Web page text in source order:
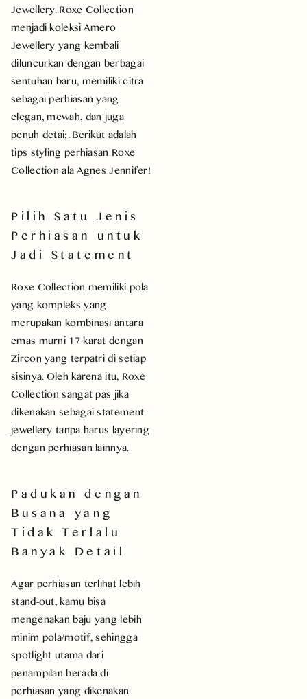
Jewellery. Roxe Collection
menjadi koleksi Amero
Jewellery yang kembali
diluncurkan dengan berbagai
sentuhan baru, memiliki citra
sebagai perhiasan yang
elegan, mewah, dan juga
penuh detai;. Berikut adalah
tips styling perhiasan Roxe
Collection ala Agnes Jennifer!
Pilih Satu Jenis
Perhiasan untuk
Jadi Statement
Roxe Collection memiliki pola
yang kompleks yang
merupakan kombinasi antara
emas murni 17 karat dengan
Zircon yang terpatri di setiap
sisinya. Oleh karena itu, Roxe
Collection sangat pas jika
dikenakan sebagai statement
jewellery tanpa harus layering
dengan perhiasan lainnya.
Padukan dengan
Busana yang
Tidak Terlalu
Banyak Detail
Agar perhiasan terlihat lebih
stand-out, kamu bisa
mengenakan baju yang lebih
minim pola/motif, sehingga
spotlight utama dari
penampilan berada di
perhiasan yang dikenakan.